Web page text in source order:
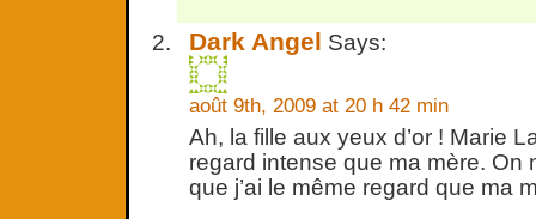
Dark Angel Says:
août 9th, 2009 at 20 h 42 min
Ah, la fille aux yeux d’or ! Marie
regard intense que ma mère. On
que j’ai le même regard que ma